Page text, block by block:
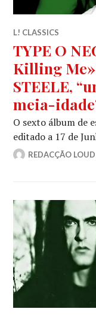
L! CLASSICS
TYPE O
Killing Me»
STEELE,
meia-
O sexto álbum de
editado a 17 de
REDACÇÃO